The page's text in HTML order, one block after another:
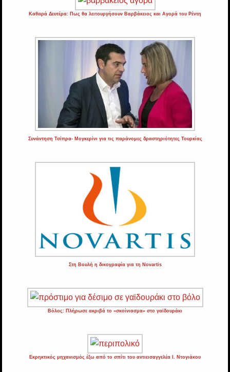
Καθαρά Δευτέρα: Πως θα λειτουργήσουν Βαρβάκειος και Αγορά του Ρέντη
Συνάντηση Τσίπρα- Μογκερίνι για τις παράνομες δραστηριότητες Τουρκίας
Στη Βουλή η δικογραφία για τη Novartis
Βόλος: Πλήρωσε ακριβά το «σκοίνιασμα» στο γαϊδουράκι
Εκρηκτικός μηχανισμός έξω από το σπίτι του αντιεισαγγελέα Ι. Ντογιάκου